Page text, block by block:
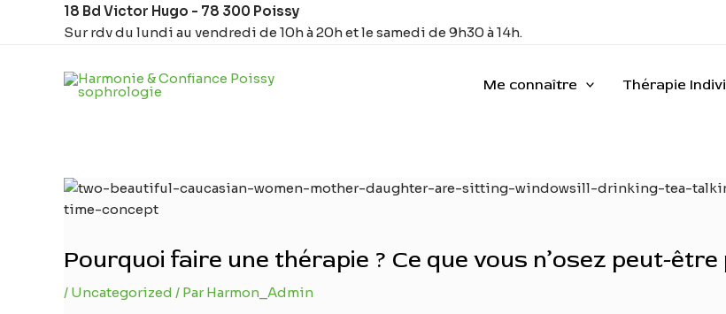
18 Bd Victor Hugo - 78 300 Poissy
Sur rdv du lundi au vendredi de 10h à 20h et le samedi de 9h30 à 14h.
Me connaître Thérapie
Pourquoi faire une thérapie ? Ce que vous n’osez peut-
/ Uncategorized / ParHarmon_Admin
Navigation
des